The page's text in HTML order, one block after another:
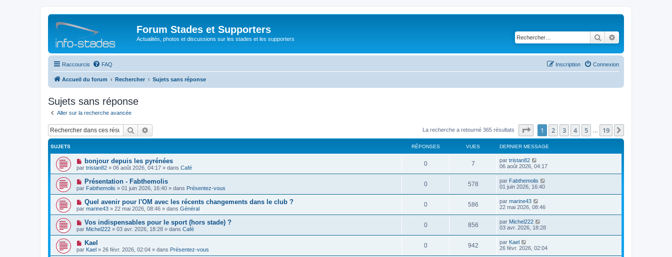
Forum Stades et Supporters
Actualités, photos et discussions sur les stades et les supporters Rechercher
Raccourcis FAQ Connexion
Inscription
Accueil du forum Rechercher Sujets sans réponse
Sujets sans réponse
Aller sur la recherche avancée
Rechercher La recherche a retourné 365 résultats Page sur19
1 2 3 4 5 19
SUJETS RÉPONSES VUES DERNIER MESSAGE
N
o
u
v
e
a
u
m
e
s
s
g
e
bonjour depuis les pyrénées
par tristan82 » 06 août 2026, 04:17 » dans Café
0 7 par tristan82
06 août 2026, 04:17
N
o
u
e
a
u
m
e
s
s
a
g
Présentation - Fabthemolis
par Fabthemolis » 01 juin 2026, 16:40 » dans Présentez-vous
0 578 par Fabthemolis
01 juin 2026, 16:40
N
o
u
v
a
u
m
e
s
Quel avenir pour l'OM avec les récents changements dans le club ?
par marine43 » 22 mai 2026, 08:46 » dans Général
0 586 par marine43
22 mai 2026, 08:46
N
o
u
v
e
a
Vos indispensables pour le sport (hors stade) ?
par Michel222 » 03 avr. 2026, 18:28 » dans Café
0 856 par Michel222
03 avr. 2026, 18:28
N
o
u
Kael
par Kael » 26 févr. 2026, 02:04 » dans Présentez-vous
0 942 par Kael
26 févr. 2026, 02:04